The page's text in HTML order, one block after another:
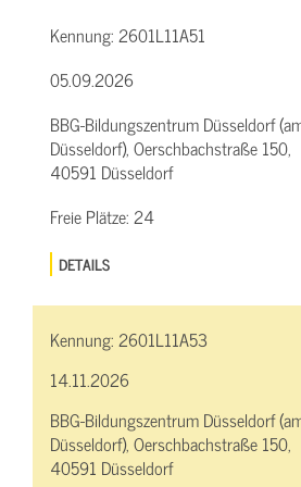
Kennung:2601L11A51
05.09.2026
BBG-Bildungszentrum Düsseldorf
Düsseldorf), Oerschbachstraße 150,
40591 Düsseldorf
Freie Plätze:24
DETAILS
Kennung:2601L11A53
14.11.2026
BBG-Bildungszentrum Düsseldorf
Düsseldorf), Oerschbachstraße 150,
40591 Düsseldorf